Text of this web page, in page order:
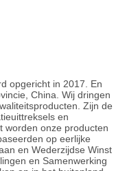
opgericht in 2017. En
China. Wij dringen
Zijn de
en
worden onze producten
op eerlijke
en Wederzijdse Winst
en Samenwerking